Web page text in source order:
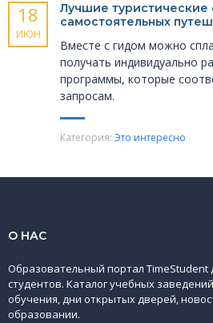
18
ИЮН
Лучшие туристические
самостоятельных
Вместе с гидом можно
получать индивидуально
программы, которые
запросам.
Категория: Это интересно
О НАС
Образовательный портал TimeStudent
студентов. Каталог учебных
обучения, дни открытых дверей,
образовании.